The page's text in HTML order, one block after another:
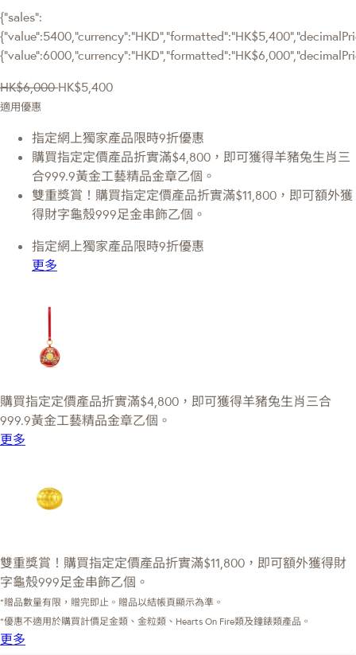
{"sales":
HK$6,000 HK$5,400
適用優惠
指定網上獨家產品限時9折優惠
購買指定定價產品折實滿$4,800，即可獲得羊豬兔生肖三
合999.9黃金工藝精品金章乙個。
雙重獎賞！購買指定定價產品折實滿$11,800，即可額外獲
得財字龜殼999足金串飾乙個。
指定網上獨家產品限時9折優惠
更多
購買指定定價產品折實滿$4,800，即可獲得羊豬兔生肖三合
999.9黃金工藝精品金章乙個。
更多
雙重獎賞！購買指定定價產品折實滿$11,800，即可額外獲得財
字龜殼999足金串飾乙個。
*贈品數量有限，贈完即止。贈品以結帳頁顯示為準。
*優惠不適用於購買計價足金類、金粒類、Hearts On Fire類及鐘錶類產品。
更多